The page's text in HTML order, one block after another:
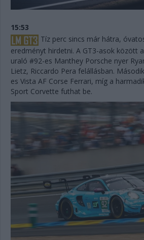
15:53
Tíz perc sincs már hátra,
eredményt hirdetni. A GT3-asok között
uraló #92-es Manthey Porsche nyer
Lietz, Riccardo Pera felállásban.
es Vista AF Corse Ferrari, míg a
Sport Corvette futhat be.